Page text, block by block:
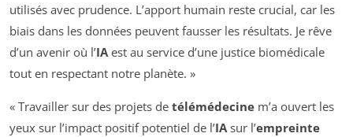
utilisés avec prudence. L’apport humain reste crucial, car les
biais dans les données peuvent fausser les résultats. Je rêve
d’un avenir où l’IA est au service d’une justice biomédicale
tout en respectant notre planète. »
« Travailler sur des projets de télémédecine m’a ouvert les
yeux sur l’impact positif potentiel de l’IA sur l’empreinte